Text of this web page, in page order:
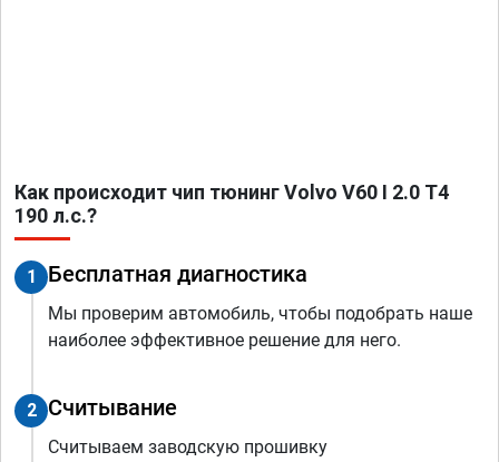
Как происходит чип тюнинг Volvo V60 I 2.0 T4
190 л.с.?
1 Бесплатная диагностика
Мы проверим автомобиль, чтобы подобрать наше
наиболее эффективное решение для него.
2 Считывание
Считываем заводскую прошивку